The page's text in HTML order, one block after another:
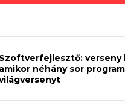
Szoftverfejlesztő: verseny
amikor néhány sor